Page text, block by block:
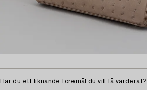
Har du ett liknande föremål du vill få värderat?